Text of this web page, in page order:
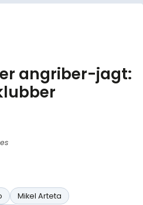
angriber-jagt:
Mikel Arteta